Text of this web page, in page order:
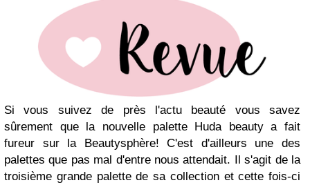
Si vous suivez de près l'actu beauté vous savez
sûrement que la nouvelle palette Huda beauty a fait
fureur sur la Beautysphère! C'est d'ailleurs une des
palettes que pas mal d'entre nous attendait. Il s'agit de la
troisième grande palette de sa collection et cette fois-ci